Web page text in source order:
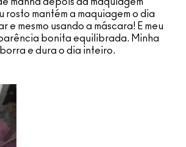
rosto mantém a maquiagem o dia
e mesmo usando a máscara! E meu
bonita equilibrada. Minha
e dura o dia inteiro.